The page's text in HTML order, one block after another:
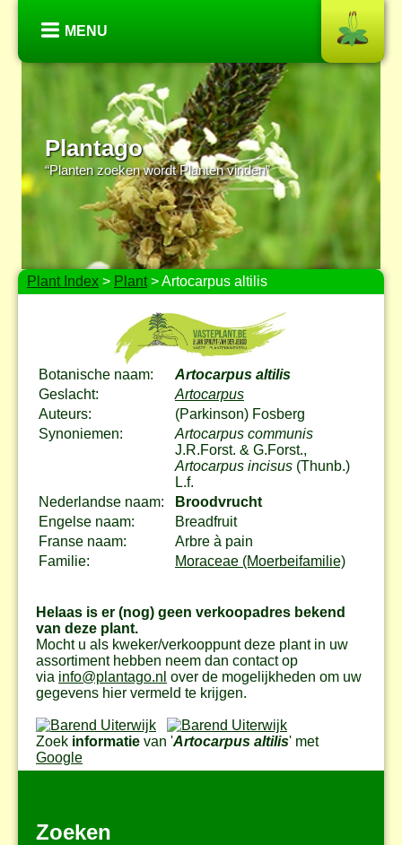
MENU
Plantago
“Planten zoeken wordt Planten vinden”
Plant Index > Plant> Artocarpus altilis
Botanische naam:
Artocarpus altilis
Geslacht:
Artocarpus
Auteurs:
(Parkinson) Fosberg
Synoniemen:
Artocarpus communis
J.R.Forst. & G.Forst.,
Artocarpus incisus (Thunb.)
L.f.
Nederlandse naam:
Broodvrucht
Engelse naam:
Breadfruit
Franse naam:
Arbre à pain
Familie:
Moraceae (Moerbeifamilie)
Helaas is er (nog) geen verkoopadres bekend
van deze plant.
Mocht u als kweker/verkooppunt deze plant in uw
assortiment hebben neem dan contact op
via info@plantago.nl over de mogelijkheden om uw
gegevens hier vermeld te krijgen.
Zoek informatie van 'Artocarpus altilis' met
Google
Zoeken